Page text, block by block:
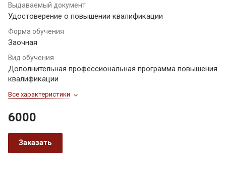
Выдаваемый документ
Удостоверение о повышении квалификации
Форма обучения
Заочная
Вид обучения
Дополнительная профессиональная программа повышения
квалификации
Все характеристики
6000
Заказать